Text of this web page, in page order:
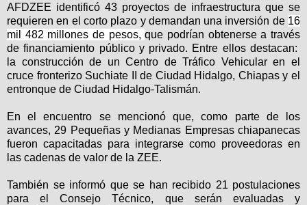
AFDZEE identificó 43 proyectos de infraestructura que se
requieren en el corto plazo y demandan una inversión de 16
mil 482 millones de pesos,que podrían obtenerse a través
de financiamiento público y privado. Entre ellos destacan:
la construcción de un Centro de Tráfico Vehicular en el
cruce fronterizo Suchiate II de Ciudad Hidalgo, Chiapas y el
entronque de Ciudad Hidalgo-Talismán.
En el encuentro se mencionó que, como parte de los
avances, 29 Pequeñas y Medianas Empresas chiapanecas
fueron capacitadas para integrarse como proveedoras en
las cadenas de valor de la ZEE.
También se informó que se han recibido 21 postulaciones
para el Consejo Técnico, que serán evaluadas y